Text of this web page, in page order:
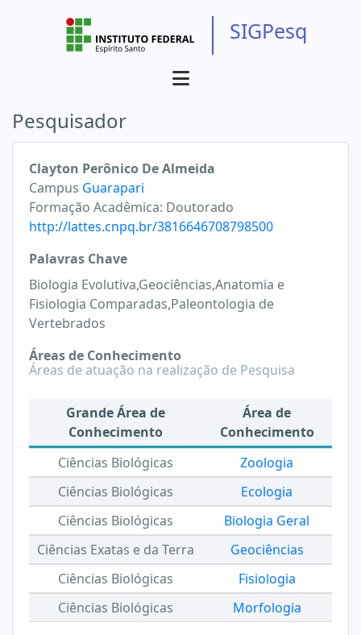
SIGPesq
Pesquisador
Clayton Perônico De Almeida
Campus Guarapari
Formação Acadêmica: Doutorado
http://lattes.cnpq.br/3816646708798500
Palavras Chave
Biologia Evolutiva,Geociências,Anatomia e
Fisiologia Comparadas,Paleontologia de
Vertebrados
Áreas de Conhecimento
Áreas de atuação na realização de Pesquisa
Grande Área de
Conhecimento
Área de
Conhecimento
Ciências Biológicas
Zoologia
Ciências Biológicas
Ecologia
Ciências Biológicas
Biologia Geral
Ciências Exatas e da Terra
Geociências
Ciências Biológicas
Fisiologia
Ciências Biológicas
Morfologia